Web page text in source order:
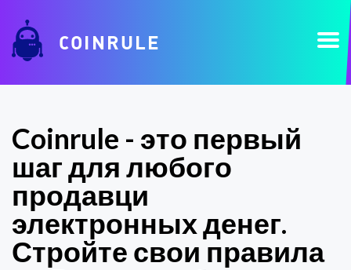
COINRULE
Coinrule - это первый
шаг для любого
продавци
электронных денег.
Стройте свои правила